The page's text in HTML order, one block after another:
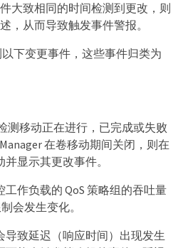
大致相同的时间检测到更改，则
，从而导致触发事件警报。
下变更事件，这些事件归类为
测移动正在进行，已完成或失败
在卷移动期间关闭，则在
显示其更改事件。
作负载的 QoS 策略组的吞吐量
会发生变化。
导致延迟（响应时间）出现发生